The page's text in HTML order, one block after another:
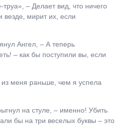
– Делает вид, что ничего
мирит их, если
Ангел, – А теперь
– как бы поступили вы, если
меня раньше, чем я успела
на стуле, – именно! Убить
бы на три веселых буквы – это